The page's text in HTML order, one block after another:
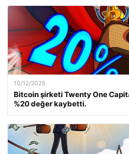
10/12/2025
Bitcoin şirketi Twenty One
%20 değer kaybetti.